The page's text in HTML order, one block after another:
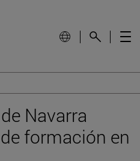
Navarra
formación en